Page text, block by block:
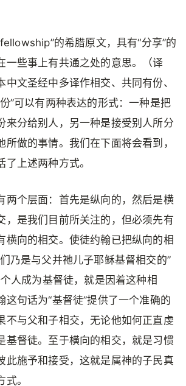
的希腊原文，具有“分享”的
一些事上有共通之处的意思。（译
中文圣经中多译作相交、共同有份、
”可以有两种表达的形式：一种是把
来分给别人，另一种是接受别人所分
所做的事情。我们在下面将会看到，
上述两种方式。
两个层面：首先是纵向的，然后是横
，是我们目前所关注的，但必须先有
横向的相交。使徒约翰已把纵向的相
乃是与父并祂儿子耶稣基督相交的”
个人成为基督徒，就是因着这种相
这句话为“基督徒”提供了一个准确的
不与父和子相交，无论他如何正直虔
基督徒。至于横向的相交，就是习惯
此施予和接受，这就是属神的子民真
。